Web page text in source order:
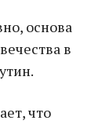
основа
в
что